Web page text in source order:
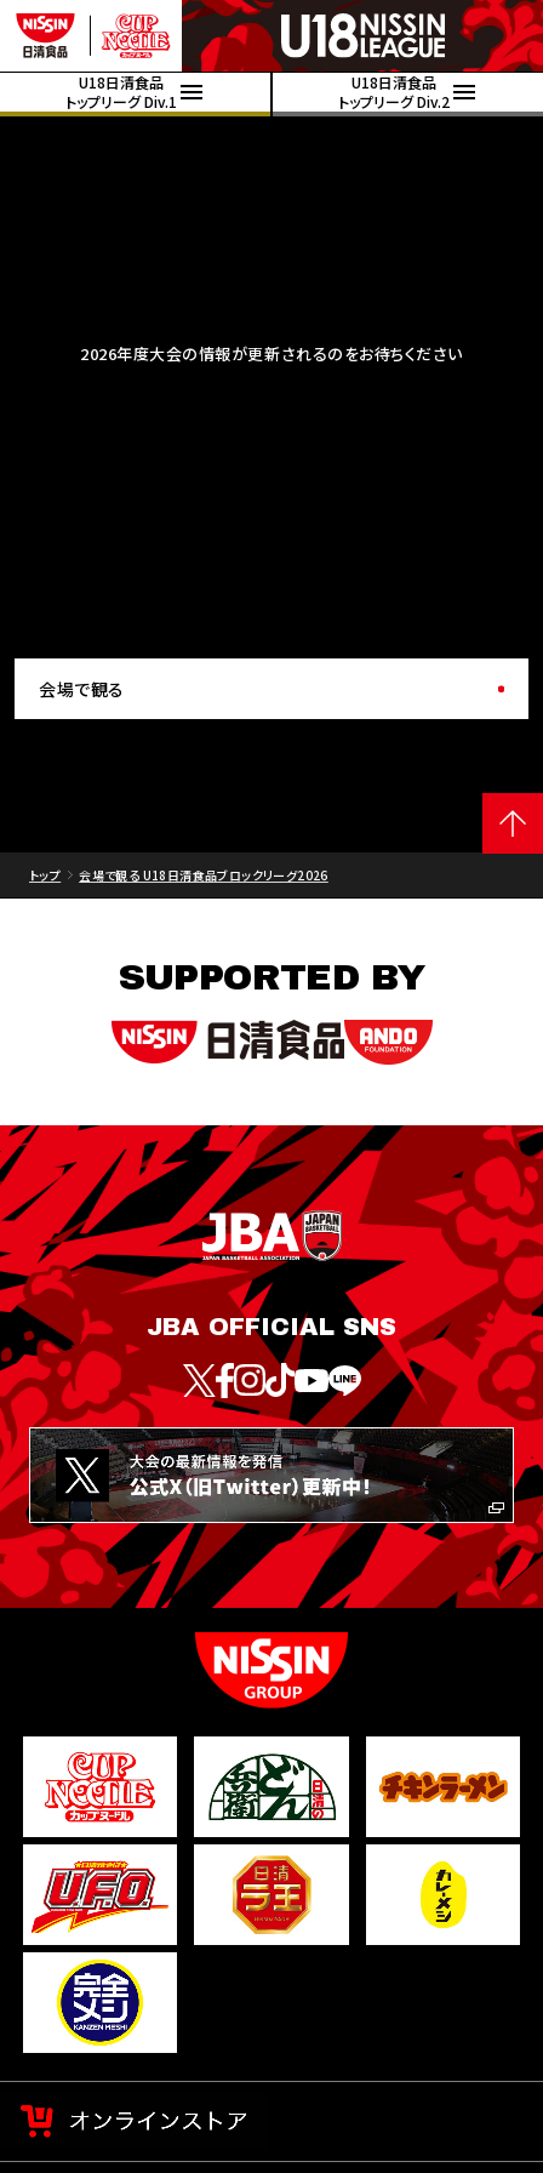
U18日清食品
トップリーグ Div.1
U18日清食品
トップリーグ Div.2
2026年度大会の情報が更新されるのをお待ちください
会場で観る
トップ 会場で観る U18日清食品ブロックリーグ2026
SUPPORTED BY
JBA OFFICIAL SNS